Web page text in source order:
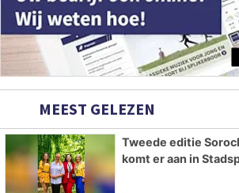
MEEST GELEZEN
Tweede editie
komt er aan in